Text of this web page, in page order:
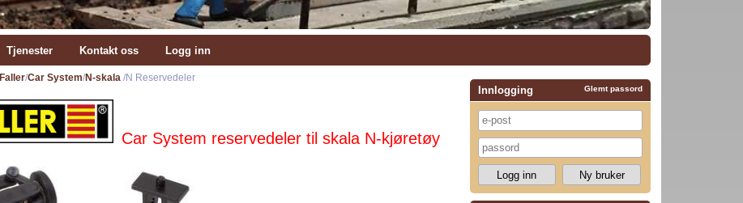
Tjenester Kontakt oss Logg inn
Faller/Car System/N-skala /N Reservedeler
Car System reservedeler til skala N-kjøretøy
Glemt passord
Innlogging